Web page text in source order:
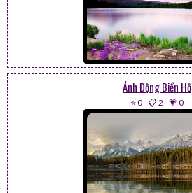
Ảnh Động Biển Hồ
⭐ 0-📋 2 -💗 0